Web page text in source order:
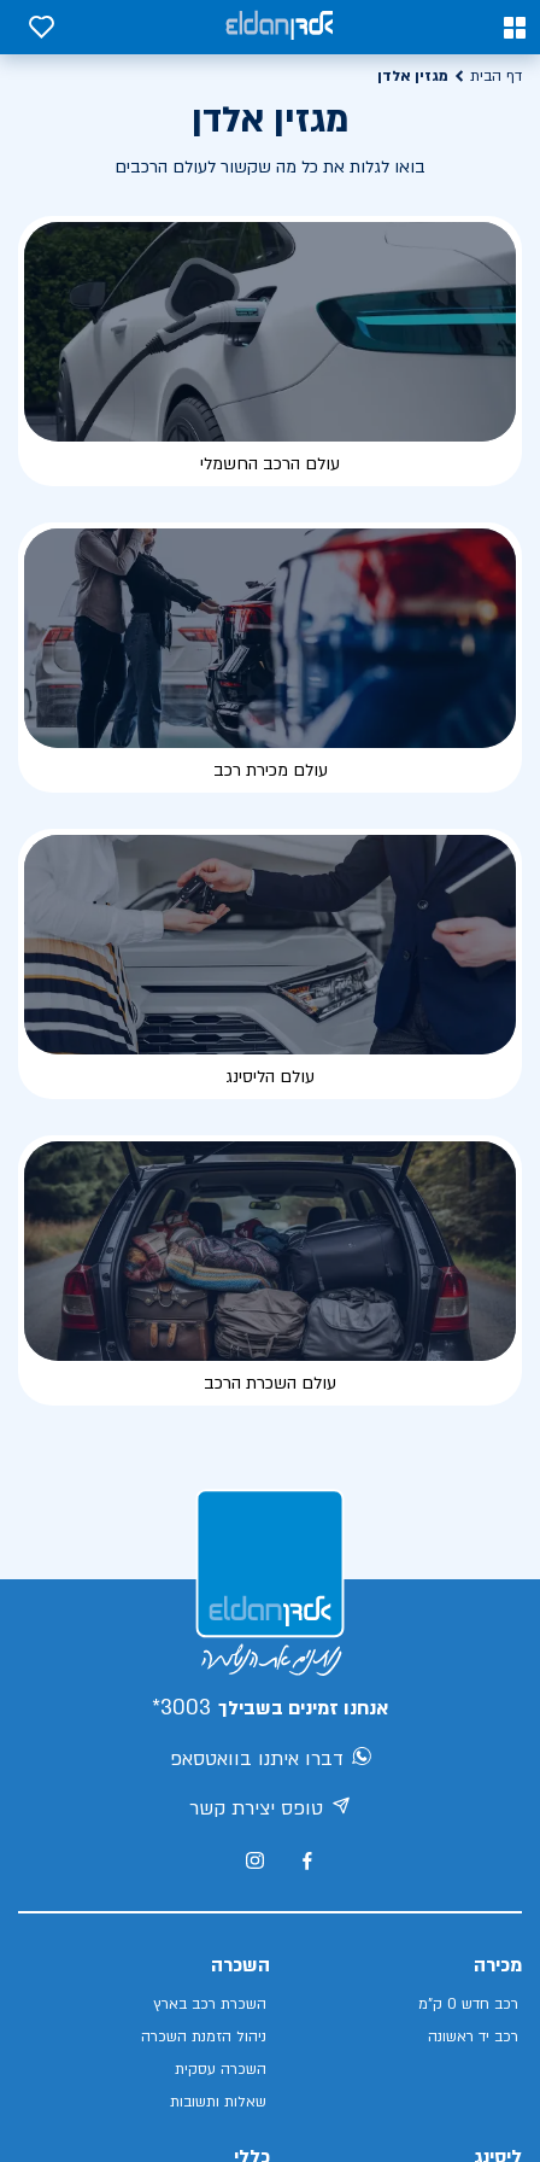
0
0
דף הבית מגזין אלדן
מגזין אלדן
בואו לגלות את כל מה שקשור לעולם הרכבים
עולם הרכב החשמלי
עולם מכירת רכב
עולם הליסינג
עולם השכרת הרכב
אנחנו זמינים בשבילך 3003*
דברו איתנו בוואטסאפ
טופס יצירת קשר
מכירה
רכב חדש 0 ק"מ
רכב יד ראשונה
השכרה
השכרת רכב בארץ
ניהול הזמנת השכרה
השכרה עסקית
שאלות ותשובות
ליסינג כללי